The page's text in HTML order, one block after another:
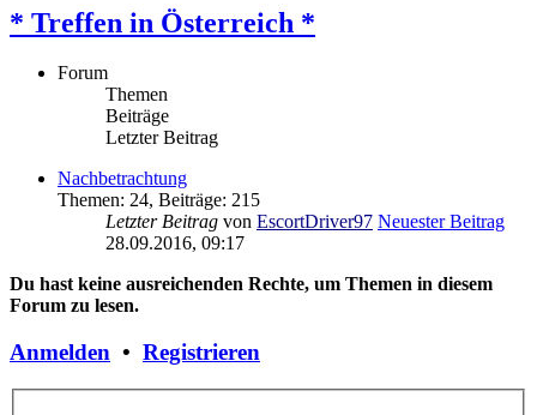
* Treffen in Österreich *
Forum
Themen
Beiträge
Letzter Beitrag
Nachbetrachtung
Themen: 24, Beiträge: 215
Letzter Beitrag von EscortDriver97 Neuester Beitrag
28.09.2016, 09:17
Du hast keine ausreichenden Rechte, um Themen in diesem
Forum zu lesen.
Anmelden • Registrieren